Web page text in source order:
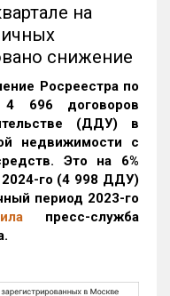
на
снижение
Росреестра по
4 696 договоров
(ДДУ) в
недвижимости с
Это на 6%
го (4 998 ДДУ)
период 2023-го
пресс-служба